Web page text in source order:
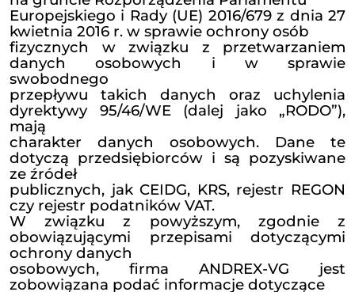
gospodarczej przetwarza
na gruncie Rozporządzenia
Europejskiego i Rady (UE) 2016/679
kwietnia 2016 r. w sprawie ochrony
fizycznych w związku z
danych osobowych i w
swobodnego
przepływu takich danych oraz
dyrektywy 95/46/WE (dalej jako
mają
charakter danych osobowych.
dotyczą przedsiębiorców i są
ze źródeł
publicznych, jak CEIDG, KRS,